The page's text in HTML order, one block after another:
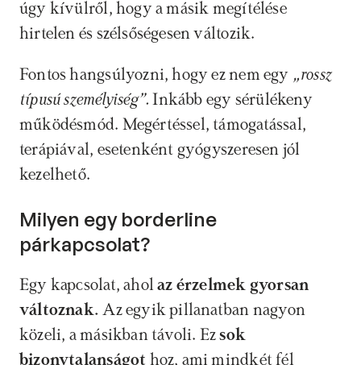
úgy kívülről, hogy a másik megítélése
hirtelen és szélsőségesen változik.
Fontos hangsúlyozni, hogy ez nem egy „rossz
típusú személyiség”. Inkább egy sérülékeny
működésmód. Megértéssel, támogatással,
terápiával, esetenként gyógyszeresen jól
kezelhető.
Milyen egy borderline
párkapcsolat?
Egy kapcsolat, ahol az érzelmek gyorsan
változnak. Az egyik pillanatban nagyon
közeli, a másikban távoli. Ez sok
bizonytalanságot hoz, ami mindkét fél